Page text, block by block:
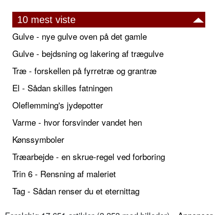
10 mest viste
Gulve - nye gulve oven på det gamle
Gulve - bejdsning og lakering af trægulve
Træ - forskellen på fyrretræ og grantræ
El - Sådan skilles fatningen
Oleflemming's jydepotter
Varme - hvor forsvinder vandet hen
Kønssymboler
Træarbejde - en skrue-regel ved forboring
Trin 6 - Rensning af maleriet
Tag - Sådan renser du et eternittag